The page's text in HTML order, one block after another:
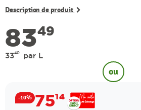
Description de produit
8349
3340 par L
ou
-10% 7514